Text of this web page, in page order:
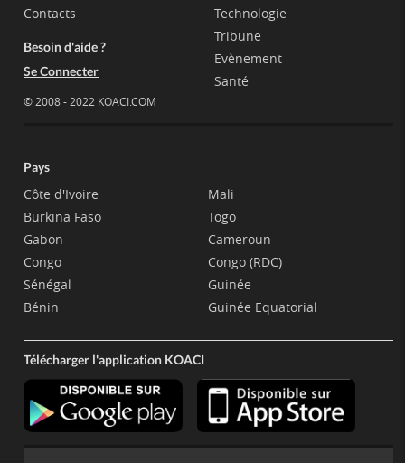
Contacts
Besoin d'aide ?
Se Connecter
© 2008 - 2022 KOACI.COM
Technologie
Tribune
Evènement
Santé
Pays
Côte d'Ivoire
Burkina Faso
Gabon
Congo
Sénégal
Bénin
Mali
Togo
Cameroun
Congo (RDC)
Guinée
Guinée Equatorial
Télécharger l'application KOACI